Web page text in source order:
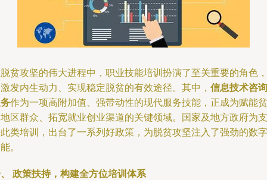
贫攻坚的伟大进程中，职业技能培训扮演了至关重要的角色，
发内生动力、实现稳定脱贫的有效途径。其中， 信息技术咨询
作为一项高附加值、强带动性的现代服务技能，正成为赋能贫
区群众、拓宽就业创业渠道的关键领域。国家及地方政府为支
类培训，出台了一系列好政策，为脱贫攻坚注入了强劲的数字
。
政策扶持，构建全方位培训体系